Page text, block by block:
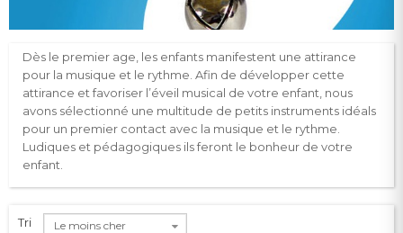
Dès le premier age, les enfants manifestent une attirance
pour la musique et le rythme. Afin de développer cette
attirance et favoriser l’éveil musical de votre enfant, nous
avons sélectionné une multitude de petits instruments idéals
pour un premier contact avec la musique et le rythme.
Ludiques et pédagogiques ils feront le bonheur de votre
enfant.
Tri Le moins cher